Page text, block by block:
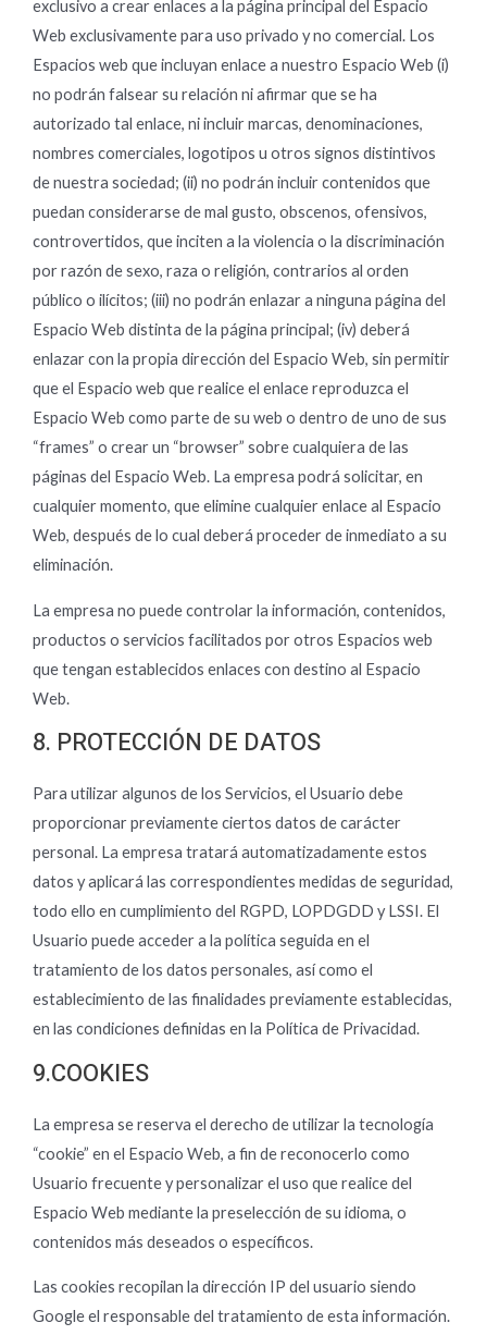
exclusivo a crear enlaces a la página principal del Espacio
Web exclusivamente para uso privado y no comercial. Los
Espacios web que incluyan enlace a nuestro Espacio Web (i)
no podrán falsear su relación ni afirmar que se ha
autorizado tal enlace, ni incluir marcas, denominaciones,
nombres comerciales, logotipos u otros signos distintivos
de nuestra sociedad; (ii) no podrán incluir contenidos que
puedan considerarse de mal gusto, obscenos, ofensivos,
controvertidos, que inciten a la violencia o la discriminación
por razón de sexo, raza o religión, contrarios al orden
público o ilícitos; (iii) no podrán enlazar a ninguna página del
Espacio Web distinta de la página principal; (iv) deberá
enlazar con la propia dirección del Espacio Web, sin permitir
que el Espacio web que realice el enlace reproduzca el
Espacio Web como parte de su web o dentro de uno de sus
“frames” o crear un “browser” sobre cualquiera de las
páginas del Espacio Web. La empresa podrá solicitar, en
cualquier momento, que elimine cualquier enlace al Espacio
Web, después de lo cual deberá proceder de inmediato a su
eliminación.
La empresa no puede controlar la información, contenidos,
productos o servicios facilitados por otros Espacios web
que tengan establecidos enlaces con destino al Espacio
Web.
8. PROTECCIÓN DE DATOS
Para utilizar algunos de los Servicios, el Usuario debe
proporcionar previamente ciertos datos de carácter
personal. La empresa tratará automatizadamente estos
datos y aplicará las correspondientes medidas de seguridad,
todo ello en cumplimiento del RGPD, LOPDGDD y LSSI. El
Usuario puede acceder a la política seguida en el
tratamiento de los datos personales, así como el
establecimiento de las finalidades previamente establecidas,
en las condiciones definidas en la Política de Privacidad.
9.COOKIES
La empresa se reserva el derecho de utilizar la tecnología
“cookie” en el Espacio Web, a fin de reconocerlo como
Usuario frecuente y personalizar el uso que realice del
Espacio Web mediante la preselección de su idioma, o
contenidos más deseados o específicos.
Las cookies recopilan la dirección IP del usuario siendo
Google el responsable del tratamiento de esta información.